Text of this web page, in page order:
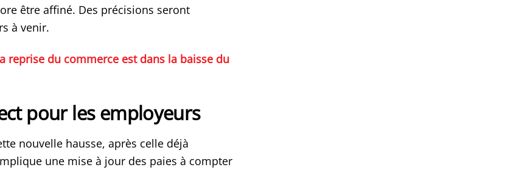
être affiné. Des précisions seront
à venir.
reprise du commerce est dans la baisse du
pour les employeurs
nouvelle hausse, après celle déjà
une mise à jour des paies à compter